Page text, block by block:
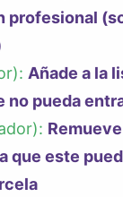
profesional
Añade a la
no pueda
que este